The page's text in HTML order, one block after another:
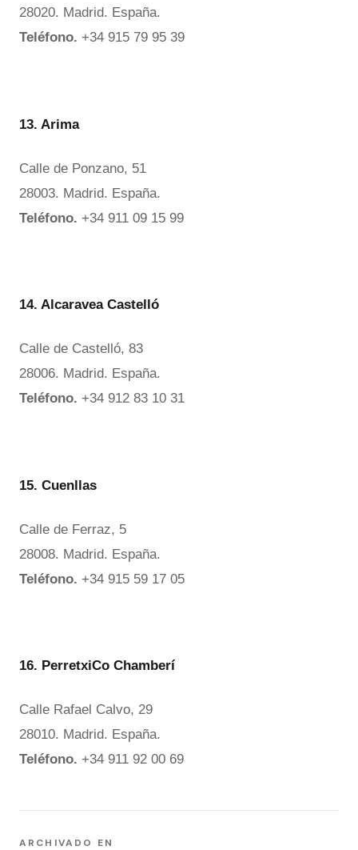
28020. Madrid. España.
Teléfono. +34 915 79 95 39
13. Arima
Calle de Ponzano, 51
28003. Madrid. España.
Teléfono. +34 911 09 15 99
14. Alcaravea Castelló
Calle de Castelló, 83
28006. Madrid. España.
Teléfono. +34 912 83 10 31
15. Cuenllas
Calle de Ferraz, 5
28008. Madrid. España.
Teléfono. +34 915 59 17 05
16. PerretxiCo Chamberí
Calle Rafael Calvo, 29
28010. Madrid. España.
Teléfono. +34 911 92 00 69
ARCHIVADO EN